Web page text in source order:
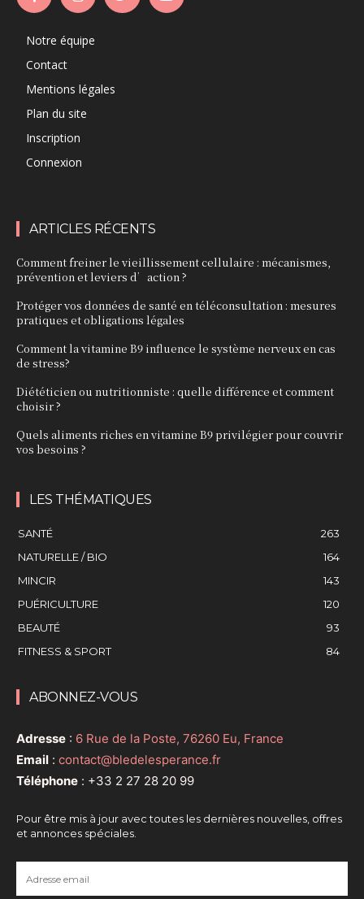
Notre équipe
Contact
Mentions légales
Plan du site
Inscription
Connexion
ARTICLES RÉCENTS
Comment freiner le vieillissement cellulaire : mécanismes,
prévention et leviers d’action ?
Protéger vos données de santé en téléconsultation : mesures
pratiques et obligations légales
Comment la vitamine B9 influence le système nerveux en cas
de stress?
Diététicien ou nutritionniste : quelle différence et comment
choisir ?
Quels aliments riches en vitamine B9 privilégier pour couvrir
vos besoins ?
LES THÉMATIQUES
SANTÉ
263
NATURELLE / BIO
164
MINCIR
143
PUÉRICULTURE
120
BEAUTÉ
93
FITNESS & SPORT
84
ABONNEZ-VOUS
Adresse : 6 Rue de la Poste, 76260 Eu, France
Email : contact@bledelesperance.fr
Téléphone : +33 2 27 28 20 99
Pour être mis à jour avec toutes les dernières nouvelles, offres
et annonces spéciales.